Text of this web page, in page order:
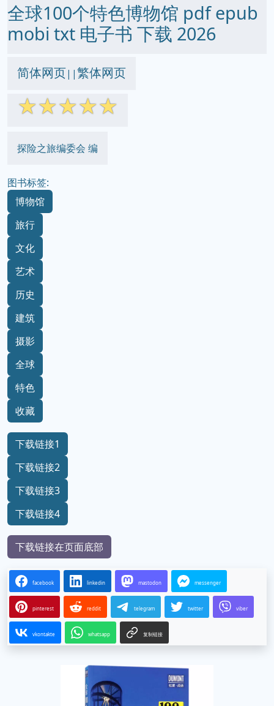
全球100个特色博物馆 pdf epub
mobi txt 电子书 下载 2026
简体网页||繁体网页
☆☆☆☆☆
探险之旅编委会 编
图书标签:
博物馆
旅行
文化
艺术
历史
建筑
摄影
全球
特色
收藏
下载链接1
下载链接2
下载链接3
下载链接4
下载链接在页面底部
facebook linkedin mastodon messenger
pinterest reddit telegram twitter viber
vkontakte whatsapp 复制链接